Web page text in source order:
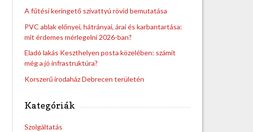
A fűtési keringető szivattyú rövid bemutatása
PVC ablak előnyei, hátrányai, árai és karbantartása:
mit érdemes mérlegelni 2026-ban?
Eladó lakás Keszthelyen posta közelében: számít
még a jó infrastruktúra?
Korszerű irodaház Debrecen területén
Kategóriák
Szolgáltatás